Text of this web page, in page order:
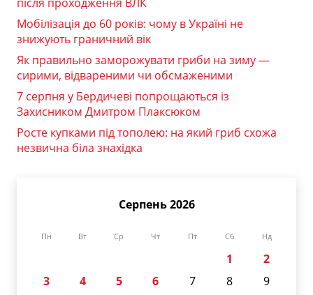
Мобілізація до 60 років: чому в Україні не
знижують граничний вік
Як правильно заморожувати гриби на зиму —
сирими, відвареними чи обсмаженими
7 серпня у Бердичеві попрощаються із
Захисником Дмитром Плаксюком
Росте купками під тополею: на який гриб схожа
незвична біла знахідка
Серпень 2026
Пн Вт Ср Чт Пт Сб Нд
1
2
3
4 5 6 7 8
9